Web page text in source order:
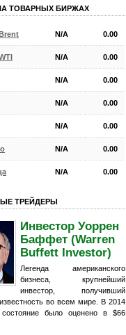
ТОВАРНЫХ БИРЖАХ
N/A 0.00
N/A 0.00
N/A 0.00
N/A 0.00
N/A 0.00
N/A 0.00
N/A 0.00
ТРЕЙДЕРЫ
Инвестор Уоррен
Баффет (Warren
Buffett Investor)
Легенда американского
бизнеса, крупнейший
инвестор, получивший
во всем мире. В 2014
состояние было оценено в $66